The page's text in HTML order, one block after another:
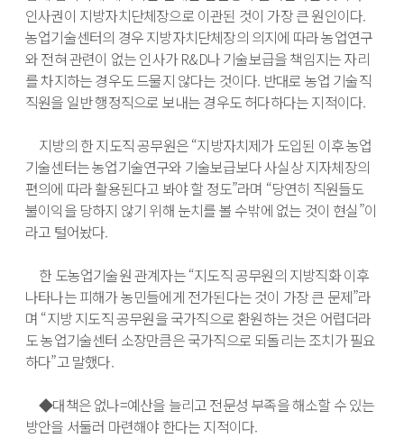
인사권이 지방자치단체장으로 이관된 것이 가장 큰 원인이다.
농업기술센터의 경우 지방자치단체장의 의지에 따라 농업연구
와 전혀 관련이 없는 인사가 R&D나 기술보급을 책임지는 자리
를 차지하는 경우도 드물지 않다는 것이다. 반대로 농업 기술직
직원을 일반 행정직으로 보내는 경우도 허다하다는 지적이다.
지방의 한 지도직 공무원은 “지방자치제가 도입된 이후 농업
기술센터는 농업기술연구와 기술보급보다 사실상 지자체장의
편의에 따라 활용된다고 봐야 할 정도”라며 “당연히 직원들도
불이익을 당하지 않기 위해 눈치를 볼 수밖에 없는 것이 현실”이
라고 털어놨다.
한 도농업기술원 관계자는 “지도직 공무원의 지방직화 이후
나타나는 피해가 농민들에게 전가된다는 것이 가장 큰 문제”라
며 “지방 지도직 공무원을 국가직으로 환원하는 것은 어렵더라
도 농업기술센터 소장만큼은 국가직으로 되돌리는 조치가 필요
하다”고 말했다.
◆대책은 없나=예산을 늘리고 전문성 부족을 해소할 수 있는
방안을 서둘러 마련해야 한다는 지적이다.